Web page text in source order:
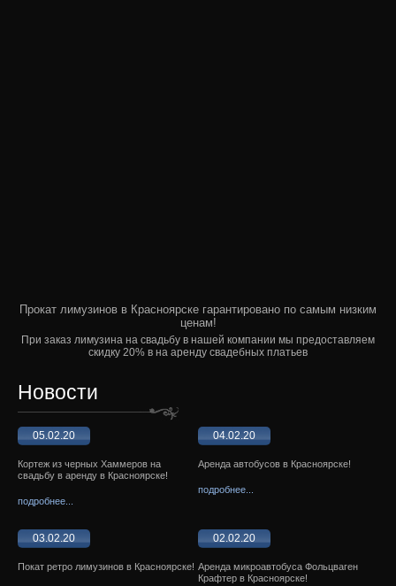
Прокат лимузинов в Красноярске гарантировано по самым низким
ценам!
При заказ лимузина на свадьбу в нашей компании мы предоставляем
скидку 20% в на аренду свадебных платьев
Новости
05.02.20
Кортеж из черных Хаммеров на
свадьбу в аренду в Красноярске!
подробнее...
04.02.20
Аренда автобусов в Красноярске!
подробнее...
03.02.20
Покат ретро лимузинов в Красноярске!
02.02.20
Аренда микроавтобуса Фольцваген
Крафтер в Красноярске!